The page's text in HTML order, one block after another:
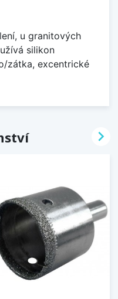
u granitových
silikon
zátka, excentrické
